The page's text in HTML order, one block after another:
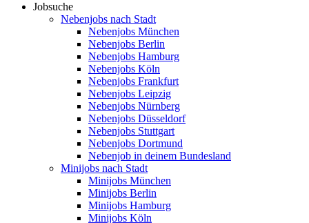
Jobsuche
Nebenjobs nach Stadt
Nebenjobs München
Nebenjobs Berlin
Nebenjobs Hamburg
Nebenjobs Köln
Nebenjobs Frankfurt
Nebenjobs Leipzig
Nebenjobs Nürnberg
Nebenjobs Düsseldorf
Nebenjobs Stuttgart
Nebenjobs Dortmund
Nebenjob in deinem Bundesland
Minijobs nach Stadt
Minijobs München
Minijobs Berlin
Minijobs Hamburg
Minijobs Köln